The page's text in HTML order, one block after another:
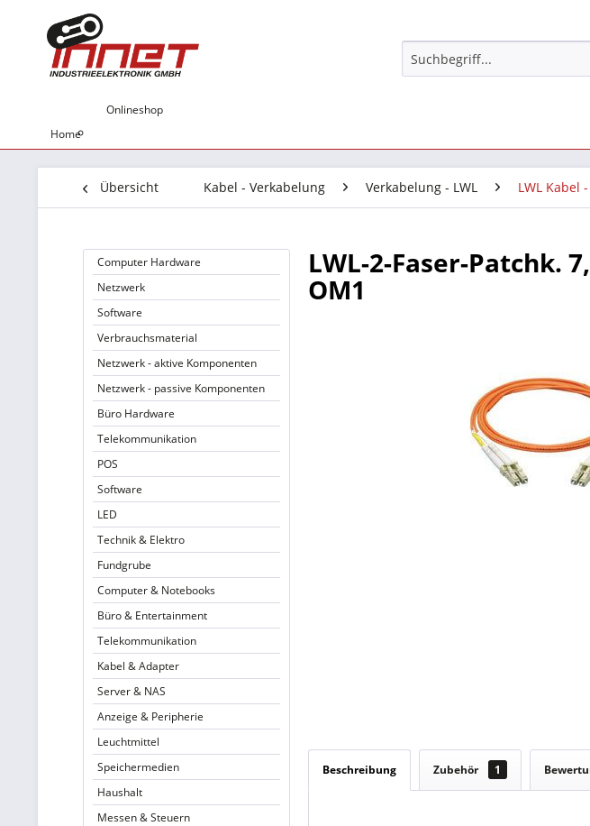
Home
Onlineshop
Übersicht Kabel - Verkabelung Verkabelung - LWL LWL Kabel
Computer Hardware
Netzwerk
Software
Verbrauchsmaterial
Netzwerk - aktive Komponenten
Netzwerk - passive Komponenten
Büro Hardware
Telekommunikation
POS
Software
LED
Technik & Elektro
Fundgrube
Computer & Notebooks
Büro & Entertainment
Telekommunikation
Kabel & Adapter
Server & NAS
Anzeige & Peripherie
Leuchtmittel
Speichermedien
Haushalt
Messen & Steuern
LWL-2-Faser-Patchk.
OM1
Beschreibung Zubehör 1